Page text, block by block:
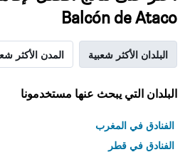
Balcón de Ataco
البلدان الأكثر شعبية المدن الأكثر
البلدان التي يبحث عنها مستخدمونا
الفنادق في المغرب
الفنادق في قطر